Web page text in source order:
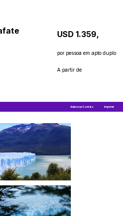
Adicionar Contato Imprimir
A partir de
USD 1.359,
por pessoa em apto duplo